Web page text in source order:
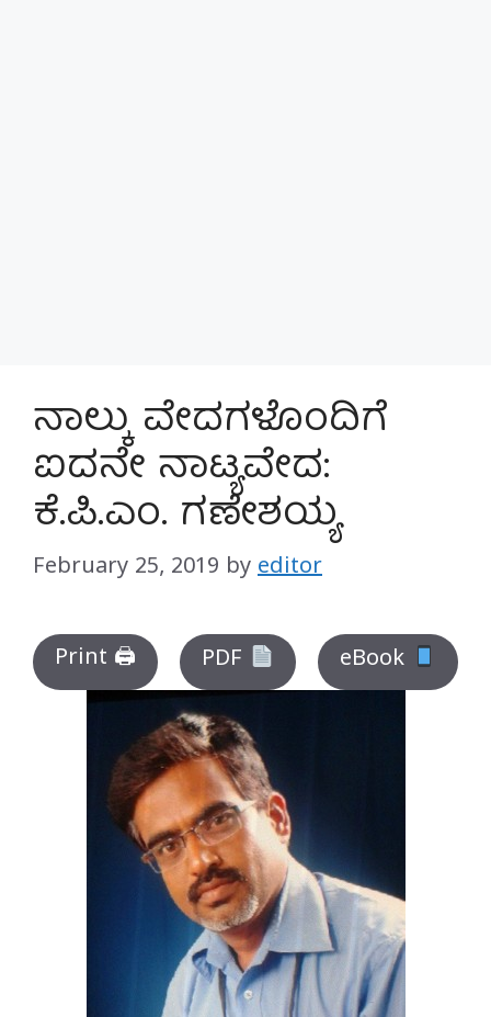
ನಾಲ್ಕು ವೇದಗಳೊಂದಿಗೆ
ಐದನೇ ನಾಟ್ಯವೇದ:
ಕೆ.ಪಿ.ಎಂ. ಗಣೇಶಯ್ಯ
February 25, 2019 by editor
Print 🖨 PDF eBook